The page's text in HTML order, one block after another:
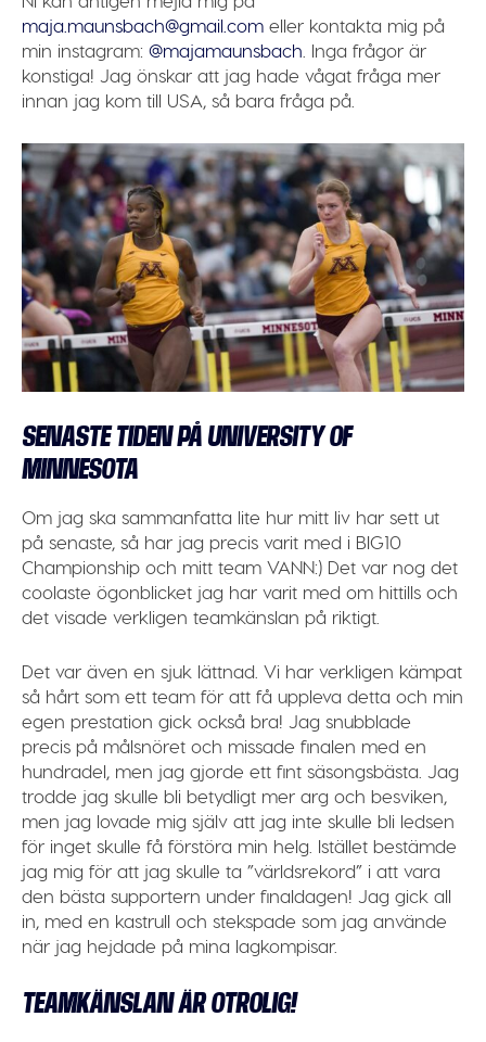
maja.maunsbach@gmail.com eller kontakta mig på
min instagram:@majamaunsbach . Inga frågor är
konstiga! Jag önskar att jag hade vågat fråga mer
innan jag kom till USA, så bara fråga på.
SENASTE TIDEN PÅ UNIVERSITY OF
MINNESOTA
Om jag ska sammanfatta lite hur mitt liv har sett ut
på senaste, så har jag precis varit med i BIG10
Championship och mitt team VANN:) Det var nog det
coolaste ögonblicket jag har varit med om hittills och
det visade verkligen teamkänslan på riktigt.
Det var även en sjuk lättnad. Vi har verkligen kämpat
så hårt som ett team för att få uppleva detta och min
egen prestation gick också bra! Jag snubblade
precis på målsnöret och missade finalen med en
hundradel, men jag gjorde ett fint säsongsbästa. Jag
trodde jag skulle bli betydligt mer arg och besviken,
men jag lovade mig själv att jag inte skulle bli ledsen
för inget skulle få förstöra min helg. Istället bestämde
jag mig för att jag skulle ta ”världsrekord” i att vara
den bästa supportern under finaldagen! Jag gick all
in, med en kastrull och stekspade som jag använde
när jag hejdade på mina lagkompisar.
TEAMKÄNSLAN ÄR OTROLIG!